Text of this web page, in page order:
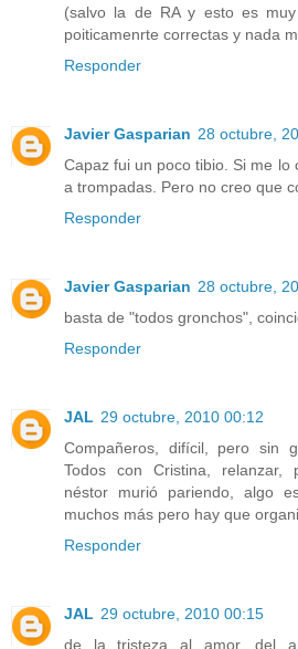
(salvo la de RA y esto es
poiticamenrte correctas y nada
Responder
Javier Gasparian 28 octubre,
Capaz fui un poco tibio. Si me lo
a trompadas. Pero no creo que
Responder
Javier Gasparian 28 octubre,
basta de "todos gronchos",
Responder
JAL 29 octubre, 2010 00:12
Compañeros, difícil, pero sin
Todos con Cristina, relanzar,
néstor murió pariendo, algo
muchos más pero hay que
Responder
JAL 29 octubre, 2010 00:15
de la tristeza al amor, del